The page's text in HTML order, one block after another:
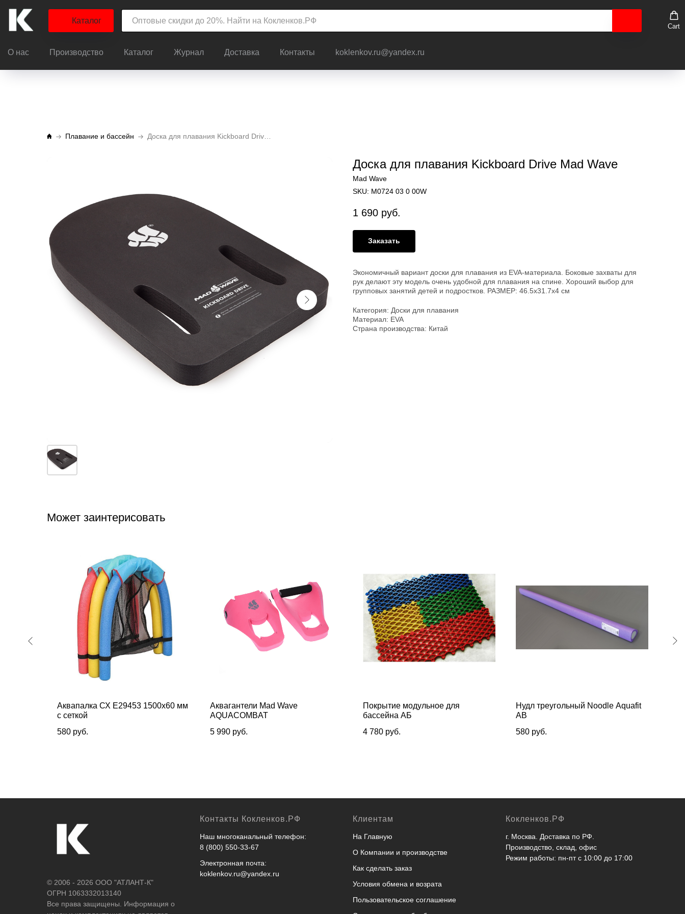
Каталог
Cart
О нас Производство Каталог Журнал Доставка Контакты koklenkov.ru@yandex.ru
Плавание и бассейн
Доска для плавания Kickboard Drive Mad Wave
Mad Wave
SKU: M0724 03 0 00W
1 690 руб.
Заказать
Экономичный вариант доски для плавания из EVA-материала. Боковые захваты для
рук делают эту модель очень удобной для плавания на спине. Хороший выбор для
групповых занятий детей и подростков. РАЗМЕР: 46.5x31.7x4 см
Категория: Доски для плавания
Материал: EVA
Страна производства: Китай
Может заинтерисовать
Аквапалка СХ E29453 1500х60 мм
с сеткой
580 руб.
Аквагантели Mad Wave
AQUACOMBAT
5 990 руб.
Покрытие модульное для
бассейна АБ
4 780 руб.
Нудл треугольный Noodle Aquafit
АВ
580 руб.
© 2006 - 2026 ООО "АТЛАНТ-К"
ОГРН 1063332013140
Все права защищены. Информация о
Контакты Кокленков.РФ
Наш многоканальный телефон:
8 (800) 550-33-67
Электронная почта:
koklenkov.ru@yandex.ru
Клиентам
На Главную
О Компании и производстве
Как сделать заказ
Условия обмена и возрата
Пользовательское соглашение
Кокленков.РФ
г. Москва. Доставка по РФ.
Производство, склад, офис
Режим работы: пн-пт с 10:00 до 17:00